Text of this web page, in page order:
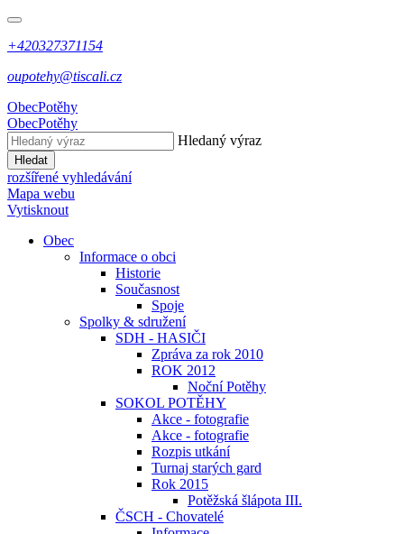
+420327371154
oupotehy@tiscali.cz
ObecPotěhy
ObecPotěhy
Hledaný výraz
Hledat
rozšířené vyhledávání
Mapa webu
Vytisknout
Obec
Informace o obci
Historie
Současnost
Spoje
Spolky & sdružení
SDH - HASIČI
Zpráva za rok 2010
ROK 2012
Noční Potěhy
SOKOL POTĚHY
Akce - fotografie
Akce - fotografie
Rozpis utkání
Turnaj starých gard
Rok 2015
Potěžská šlápota III.
ČSCH - Chovatelé